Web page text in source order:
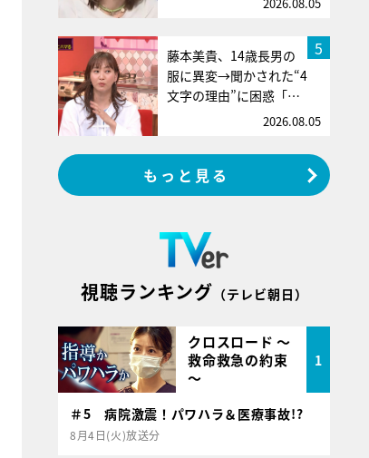
5
藤本美貴、14歳長男の
服に異変→聞かされた“4
文字の理由”に困惑「…
2026.08.05
もっと見る
視聴ランキング （テレビ朝日）
クロスロード ～
救命救急の約束
～
1
＃5 病院激震！パワハラ＆医療事故!?
8月4日(火)放送分